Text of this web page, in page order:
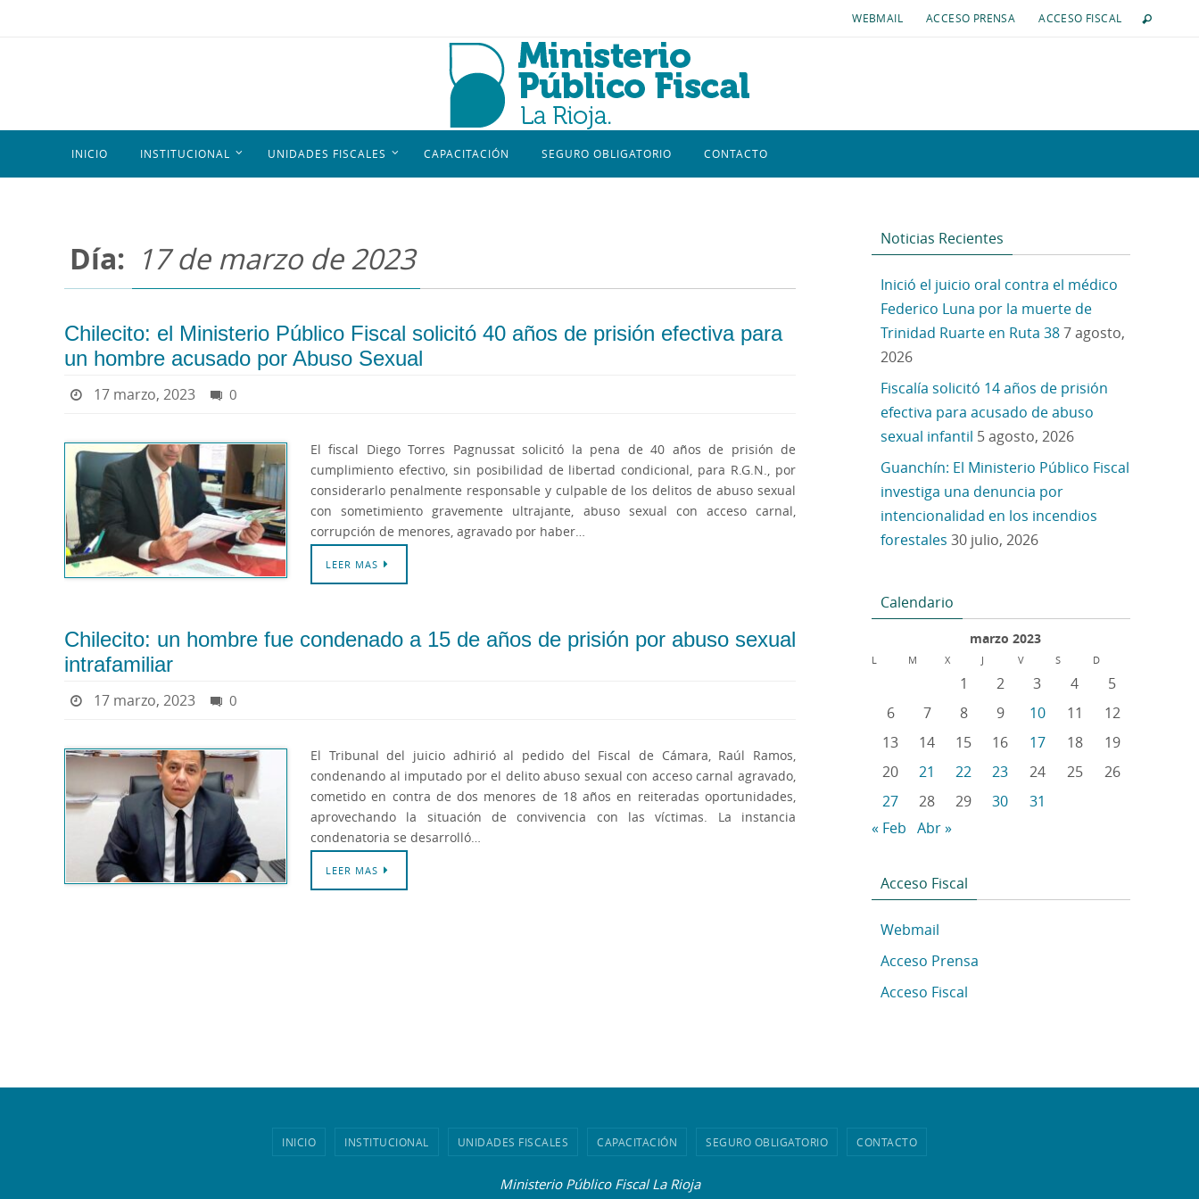
WEBMAIL ACCESO PRENSA ACCESO FISCAL
INICIO INSTITUCIONAL UNIDADES FISCALES CAPACITACIÓN SEGURO OBLIGATORIO CONTACTO
Día: 17 de marzo de 2023
Chilecito: el Ministerio Público Fiscal solicitó 40 años de prisión efectiva para
un hombre acusado por Abuso Sexual
17 marzo, 2023 0
El fiscal Diego Torres Pagnussat solicitó la pena de 40 años de prisión de
cumplimiento efectivo, sin posibilidad de libertad condicional, para R.G.N., por
considerarlo penalmente responsable y culpable de los delitos de abuso sexual
con sometimiento gravemente ultrajante, abuso sexual con acceso carnal,
corrupción de menores, agravado por haber…
LEER MAS
Chilecito: un hombre fue condenado a 15 de años de prisión por abuso sexual
intrafamiliar
17 marzo, 2023 0
El Tribunal del juicio adhirió al pedido del Fiscal de Cámara, Raúl Ramos,
condenando al imputado por el delito abuso sexual con acceso carnal agravado,
cometido en contra de dos menores de 18 años en reiteradas oportunidades,
aprovechando la situación de convivencia con las víctimas. La instancia
condenatoria se desarrolló…
LEER MAS
Noticias Recientes
Inició el juicio oral contra el médico
Federico Luna por la muerte de
Trinidad Ruarte en Ruta 387 agosto,
2026
Fiscalía solicitó 14 años de prisión
efectiva para acusado de abuso
sexual infantil 5 agosto, 2026
Guanchín: El Ministerio Público Fiscal
investiga una denuncia por
intencionalidad en los incendios
forestales 30 julio, 2026
Calendario
marzo 2023
L M X J V S D
1 2 3 4
5
6
7 8 9 10 11
12
13
14 15 16 17 18
19
20
21 22 23 24 25
26
27
28 29 30
31
« Feb Abr »
Acceso Fiscal
Webmail
Acceso Prensa
Acceso Fiscal
INICIO INSTITUCIONAL UNIDADES FISCALES CAPACITACIÓN SEGURO OBLIGATORIO CONTACTO
Ministerio Público Fiscal La Rioja